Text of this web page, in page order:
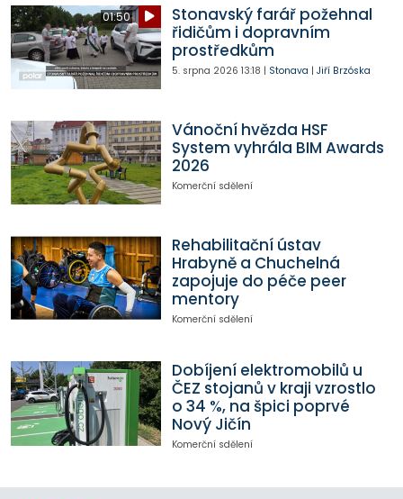
01:50
Stonavský farář požehnal
řidičům i dopravním
prostředkům
5. srpna 2026 13:18 | Stonava | Jiří Brzóska
Vánoční hvězda HSF
System vyhrála BIM Awards
2026
Komerční sdělení
Rehabilitační ústav
Hrabyně a Chuchelná
zapojuje do péče peer
mentory
Komerční sdělení
Dobíjení elektromobilů u
ČEZ stojanů v kraji vzrostlo
o 34 %, na špici poprvé
Nový Jičín
Komerční sdělení